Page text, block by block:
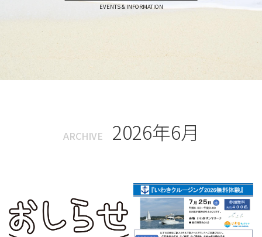
EVENTS & INFORMATION
ARCHIVE 2026年6月